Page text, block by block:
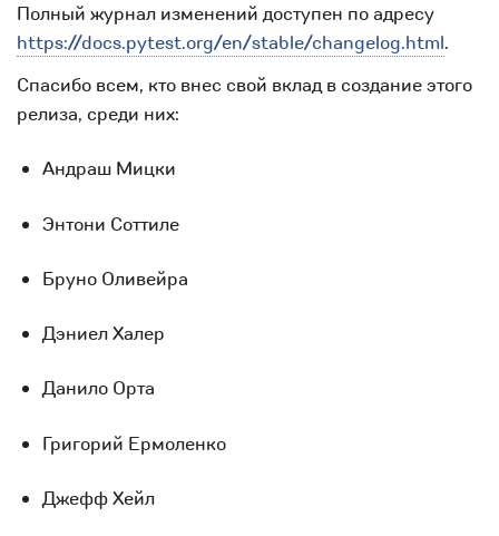
Полный журнал изменений доступен по адресу
https://docs.pytest.org/en/stable/changelog.html.
Спасибо всем, кто внес свой вклад в создание этого
релиза, среди них:
Андраш Мицки
Энтони Соттиле
Бруно Оливейра
Дэниел Халер
Данило Орта
Григорий Ермоленко
Джефф Хейл